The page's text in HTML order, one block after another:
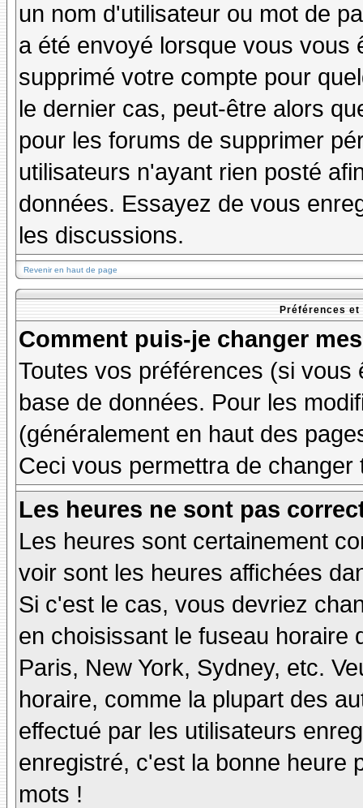
un nom d'utilisateur ou mot de
a été envoyé lorsque vous vous
supprimé votre compte pour
le dernier cas, peut-être alors
pour les forums de supprimer
utilisateurs n'ayant rien posté
données. Essayez de vous
les discussions.
Revenir en haut de page
Préférences
Comment puis-je changer
Toutes vos préférences (si
base de données. Pour les
(généralement en haut des
Ceci vous permettra de
Les heures ne sont pas
Les heures sont certainement
voir sont les heures affichées
Si c'est le cas, vous devriez
en choisissant le fuseau horaire
Paris, New York, Sydney, etc.
horaire, comme la plupart des
effectué par les utilisateurs
enregistré, c'est la bonne heure
mots !